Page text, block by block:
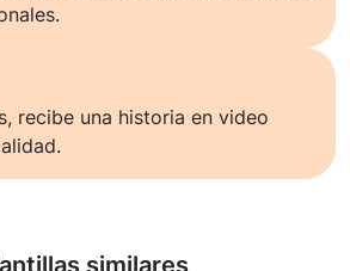
recibe una historia en video
Saber más